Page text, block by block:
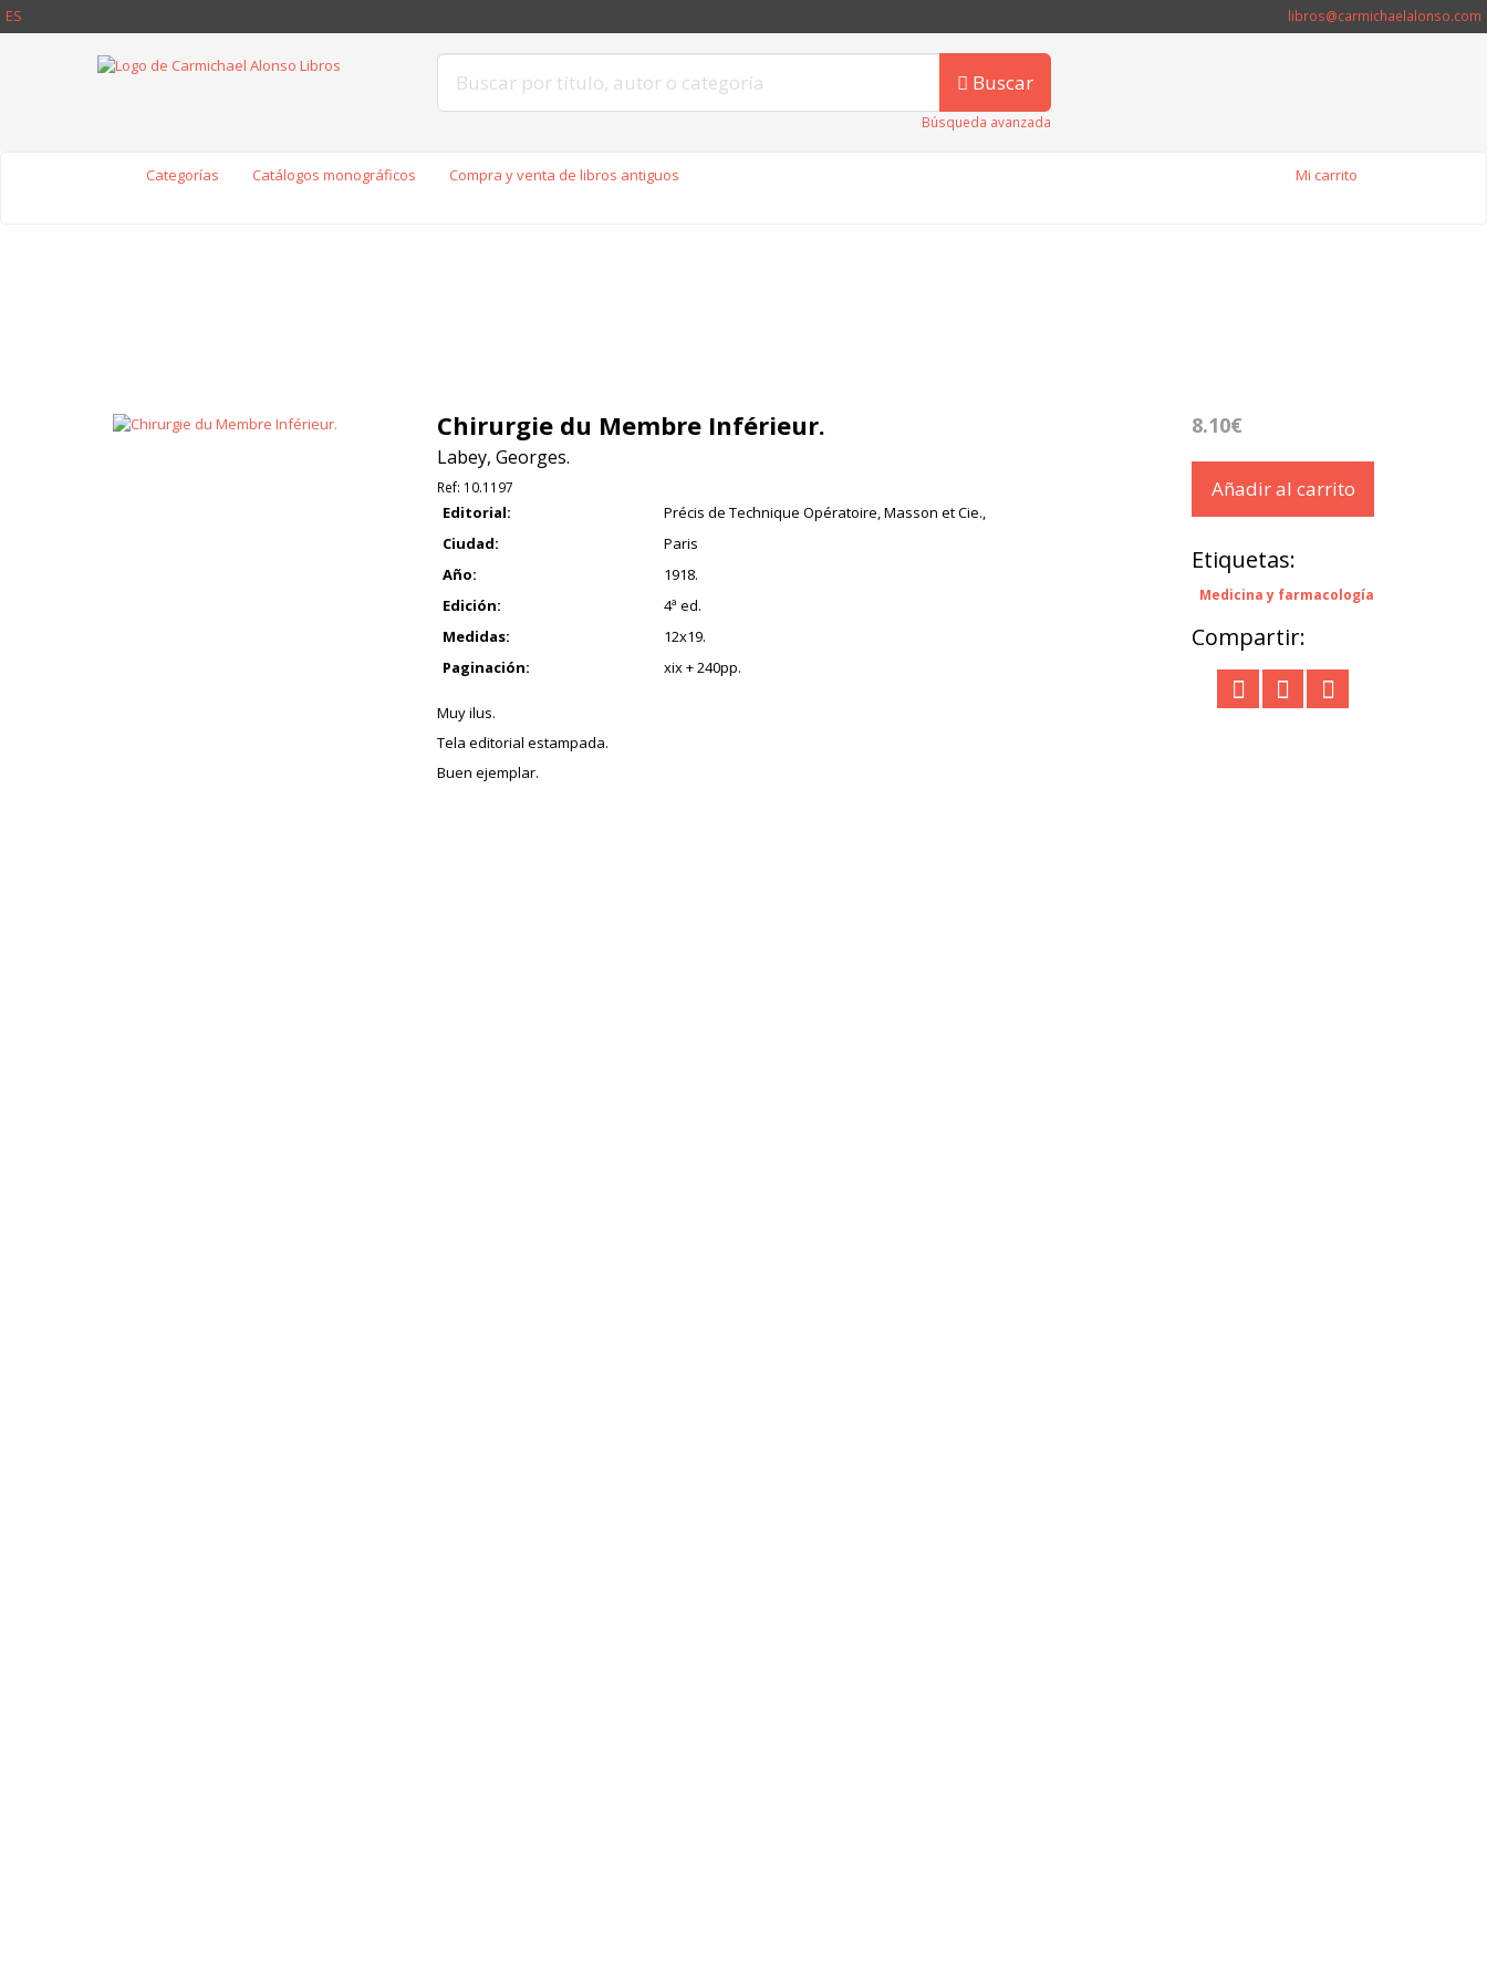
ES libros@carmichaelalonso.com
Buscar
Búsqueda avanzada
Categorías Catálogos monográficos Compra y venta de libros antiguos Mi carrito
Chirurgie du Membre Inférieur.
Labey, Georges.
Ref: 10.1197
Editorial:
Précis de Technique Opératoire, Masson et Cie.,
Ciudad:
Paris
Año:
1918.
Edición:
4ª ed.
Medidas:
12x19.
Paginación:
xix + 240pp.
Muy ilus.
Tela editorial estampada.
Buen ejemplar.
8.10€
Añadir al carrito
Etiquetas:
Medicina y farmacología
Compartir: